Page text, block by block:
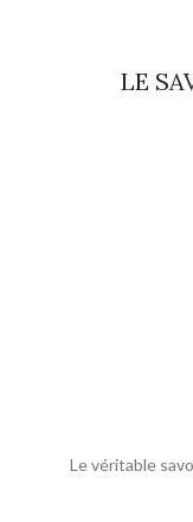
LE
Le véritable